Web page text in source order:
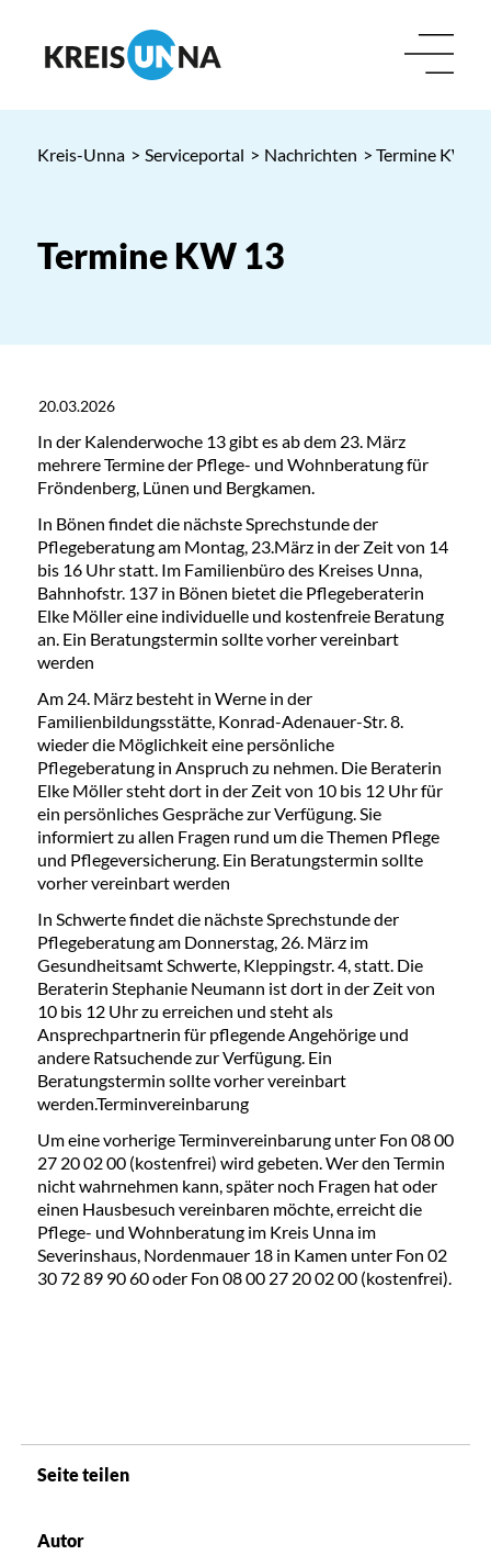
Kreis-Unna > Serviceportal > Nachrichten > Termine KW 13
Termine KW 13
20.03.2026
In der Kalenderwoche 13 gibt es ab dem 23. März
mehrere Termine der Pflege- und Wohnberatung für
Fröndenberg, Lünen und Bergkamen.
In Bönen findet die nächste Sprechstunde der
Pflegeberatung am Montag, 23.März in der Zeit von 14
bis 16 Uhr statt. Im Familienbüro des Kreises Unna,
Bahnhofstr. 137 in Bönen bietet die Pflegeberaterin
Elke Möller eine individuelle und kostenfreie Beratung
an. Ein Beratungstermin sollte vorher vereinbart
werden
Am 24. März besteht in Werne in der
Familienbildungsstätte, Konrad-Adenauer-Str. 8.
wieder die Möglichkeit eine persönliche
Pflegeberatung in Anspruch zu nehmen. Die Beraterin
Elke Möller steht dort in der Zeit von 10 bis 12 Uhr für
ein persönliches Gespräche zur Verfügung. Sie
informiert zu allen Fragen rund um die Themen Pflege
und Pflegeversicherung. Ein Beratungstermin sollte
vorher vereinbart werden
In Schwerte findet die nächste Sprechstunde der
Pflegeberatung am Donnerstag, 26. März im
Gesundheitsamt Schwerte, Kleppingstr. 4, statt. Die
Beraterin Stephanie Neumann ist dort in der Zeit von
10 bis 12 Uhr zu erreichen und steht als
Ansprechpartnerin für pflegende Angehörige und
andere Ratsuchende zur Verfügung. Ein
Beratungstermin sollte vorher vereinbart
werden.Terminvereinbarung
Um eine vorherige Terminvereinbarung unter Fon 08 00
27 20 02 00 (kostenfrei) wird gebeten. Wer den Termin
nicht wahrnehmen kann, später noch Fragen hat oder
einen Hausbesuch vereinbaren möchte, erreicht die
Pflege- und Wohnberatung im Kreis Unna im
Severinshaus, Nordenmauer 18 in Kamen unter Fon 02
30 72 89 90 60 oder Fon 08 00 27 20 02 00 (kostenfrei).
Seite teilen
Autor